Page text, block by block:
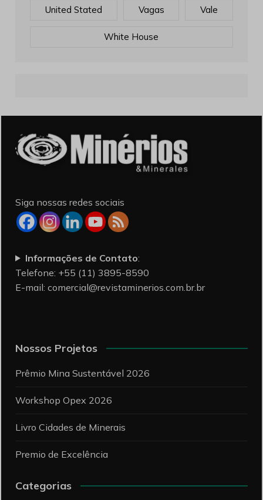
United Stated Vagas Vale
White House
Siga nossas redes sociais
Informações de Contato:
Telefone: +55 (11) 3895-8590
E-mail: comercial@revistaminerios.com.br.br
Nossos Projetos
Prêmio Mina Sustentável 2026
Workshop Opex 2026
Livro Cidades de Minerais
Premio de Excelência
Categorias